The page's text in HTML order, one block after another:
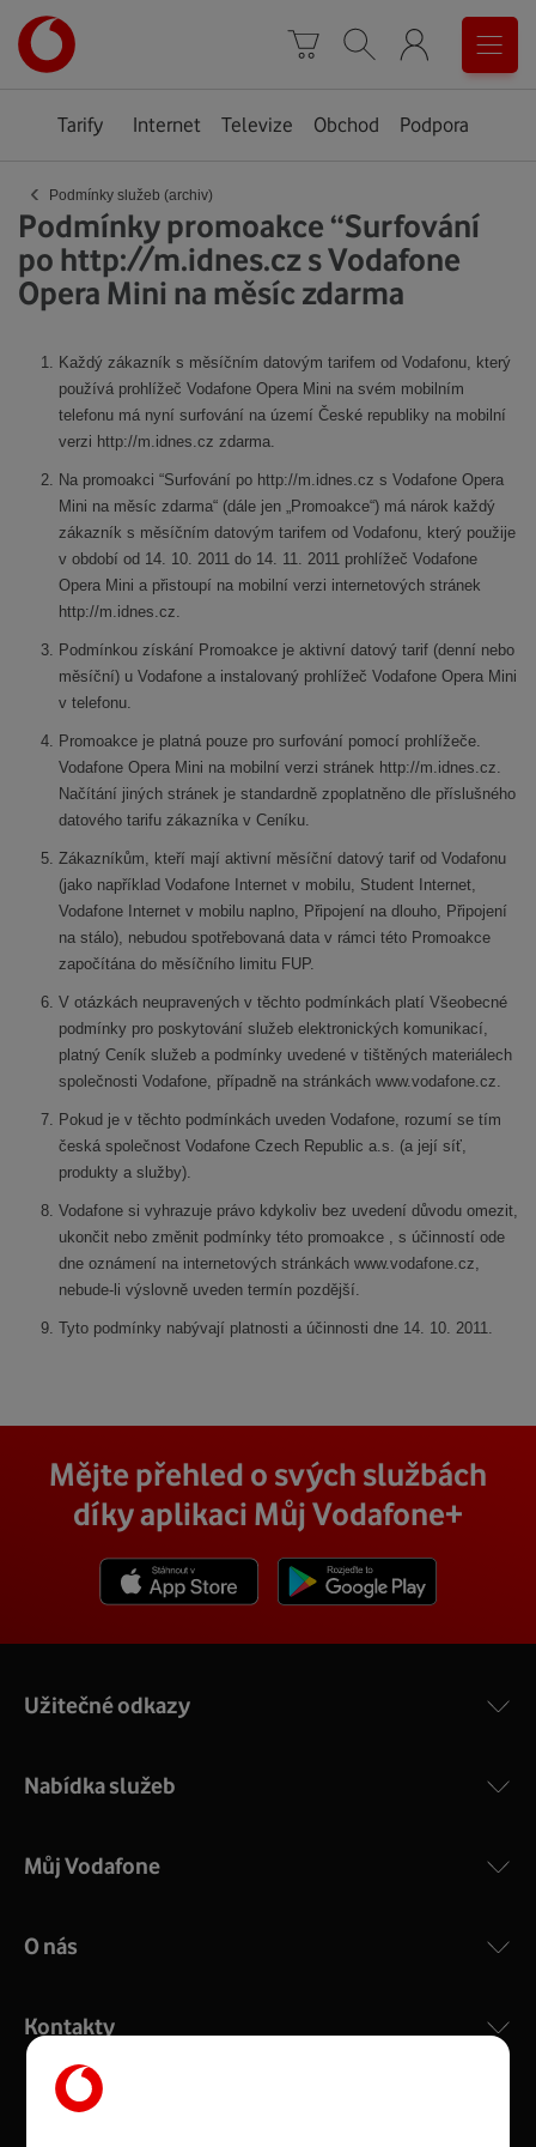
stránka
Košík
Vyhledávání
Menu
Tarify Internet Televize Obchod Podpora
‹ Podmínky služeb (archiv)
Podmínky promoakce “Surfování
po http://m.idnes.cz s Vodafone
Opera Mini na měsíc zdarma
Každý zákazník s měsíčním datovým tarifem od Vodafonu, který
používá prohlížeč Vodafone Opera Mini na svém mobilním
telefonu má nyní surfování na území České republiky na mobilní
verzi http://m.idnes.cz zdarma.
Na promoakci “Surfování po http://m.idnes.cz s Vodafone Opera
Mini na měsíc zdarma“ (dále jen „Promoakce“) má nárok každý
zákazník s měsíčním datovým tarifem od Vodafonu, který použije
v období od 14. 10. 2011 do 14. 11. 2011 prohlížeč Vodafone
Opera Mini a přistoupí na mobilní verzi internetových stránek
http://m.idnes.cz.
Podmínkou získání Promoakce je aktivní datový tarif (denní nebo
měsíční) u Vodafone a instalovaný prohlížeč Vodafone Opera Mini
v telefonu.
Promoakce je platná pouze pro surfování pomocí prohlížeče.
Vodafone Opera Mini na mobilní verzi stránek http://m.idnes.cz.
Načítání jiných stránek je standardně zpoplatněno dle příslušného
datového tarifu zákazníka v Ceníku.
Zákazníkům, kteří mají aktivní měsíční datový tarif od Vodafonu
(jako například Vodafone Internet v mobilu, Student Internet,
Vodafone Internet v mobilu naplno, Připojení na dlouho, Připojení
na stálo), nebudou spotřebovaná data v rámci této Promoakce
započítána do měsíčního limitu FUP.
V otázkách neupravených v těchto podmínkách platí Všeobecné
podmínky pro poskytování služeb elektronických komunikací,
platný Ceník služeb a podmínky uvedené v tištěných materiálech
společnosti Vodafone, případně na stránkách www.vodafone.cz.
Pokud je v těchto podmínkách uveden Vodafone, rozumí se tím
česká společnost Vodafone Czech Republic a.s. (a její síť,
produkty a služby).
Vodafone si vyhrazuje právo kdykoliv bez uvedení důvodu omezit,
ukončit nebo změnit podmínky této promoakce , s účinností ode
dne oznámení na internetových stránkách www.vodafone.cz,
nebude-li výslovně uveden termín pozdější.
Tyto podmínky nabývají platnosti a účinnosti dne 14. 10. 2011.
Mějte přehled o svých službách
díky aplikaci Můj Vodafone+
Užitečné odkazy
Nabídka služeb
Můj Vodafone
O nás
Kontakty